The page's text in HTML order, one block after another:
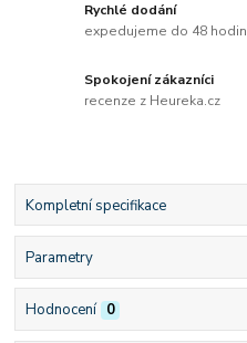
Rychlé dodání
expedujeme do 48 hodin
Spokojení zákazníci
recenze z Heureka.cz
Kompletní specifikace
Parametry
Hodnocení 0